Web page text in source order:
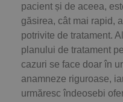
pacient și de aceea,
găsirea, cât mai rapid,
potrivite de tratament.
planului de tratament
cazuri se face doar în
anamneze riguroase,
urmăresc îndeosebi